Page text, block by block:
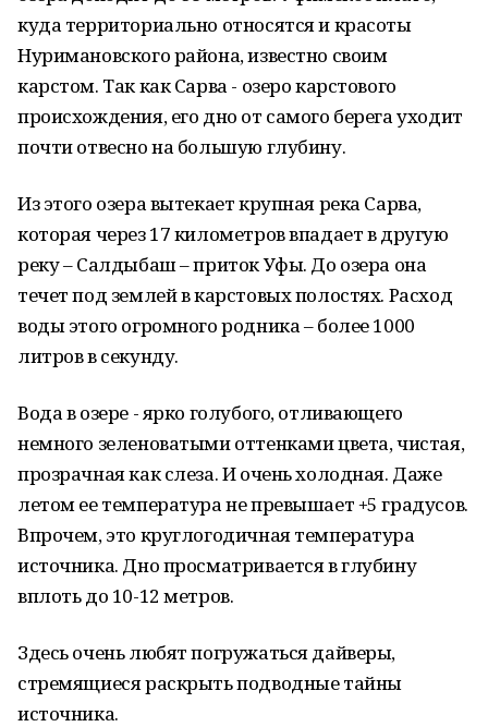
куда территориально относятся и красоты
Нуримановского района, известно своим
карстом. Так как Сарва - озеро карстового
происхождения, его дно от самого берега уходит
почти отвесно на большую глубину.
Из этого озера вытекает крупная река Сарва,
которая через 17 километров впадает в другую
реку – Салдыбаш – приток Уфы. До озера она
течет под землей в карстовых полостях. Расход
воды этого огромного родника – более 1000
литров в секунду.
Вода в озере - ярко голубого, отливающего
немного зеленоватыми оттенками цвета, чистая,
прозрачная как слеза. И очень холодная. Даже
летом ее температура не превышает +5 градусов.
Впрочем, это круглогодичная температура
источника. Дно просматривается в глубину
вплоть до 10-12 метров.
Здесь очень любят погружаться дайверы,
стремящиеся раскрыть подводные тайны
источника.